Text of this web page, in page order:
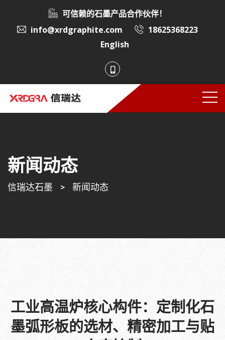
可信赖的石墨产品合作伙伴！
info@xrdgraphite.com
18625368223
English
新闻动态
信瑞达石墨 > 新闻动态
工业高温炉核心构件：定制化石
墨弧形板的选材、精密加工与贴